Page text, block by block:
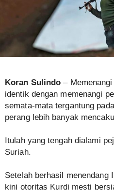
Koran Sulindo –
identik dengan memenangi
semata-mata tergantung
perang lebih banyak
Itulah yang tengah dialami
Suriah.
Setelah berhasil menendang
kini otoritas Kurdi mesti